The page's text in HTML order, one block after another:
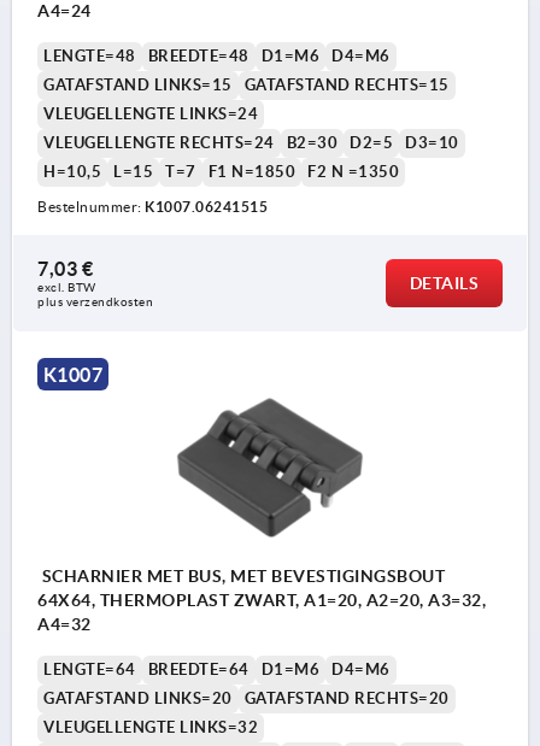
A4=24
LENGTE=48 BREEDTE=48 D1=M6
D4=M6
GATAFSTAND LINKS=15
GATAFSTAND RECHTS=15
VLEUGELLENGTE LINKS=24
VLEUGELLENGTE RECHTS=24
B2=30 D2=5
D3=10
H=10,5
L=15 T=7 F1 N=1850 F2 N =1350
Bestelnummer: K1007.06241515
7,03 €
excl. BTW
plus verzendkosten
DETAILS
K1007
SCHARNIER MET BUS, MET BEVESTIGINGSBOUT
64X64, THERMOPLAST ZWART, A1=20, A2=20, A3=32,
A4=32
LENGTE=64 BREEDTE=64 D1=M6
D4=M6
GATAFSTAND LINKS=20
GATAFSTAND RECHTS=20
VLEUGELLENGTE LINKS=32